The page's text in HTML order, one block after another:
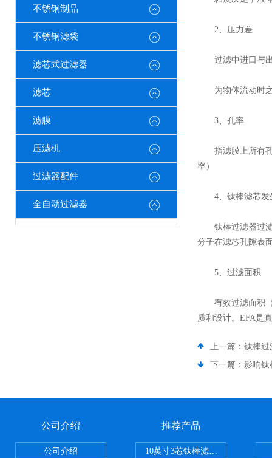
不锈钢制品
不锈钢滤袋
滤芯式过滤器
滤芯
滤膜
压滤机
过滤器配件
全自动过滤器
2、压力差
过滤中进口与出
为物体流动时之
3、孔率
指滤膜上所有孔
率）
4、钛棒滤芯发
钛棒过滤器过滤
分子在滤芯孔隙表
5、过滤面积
有效过滤面积（
质和设计。EFA是
上一篇： 钛棒过
下一篇： 影响钛
公司介绍
公司介绍
推荐产品
10英寸3芯钛棒滤芯过滤器